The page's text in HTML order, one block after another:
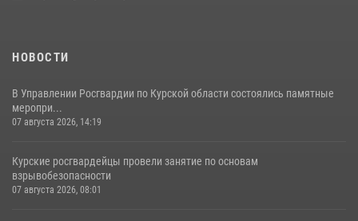
НОВОСТИ
В Управлении Росгвардии по Курской области состоялись памятные
меропри...
07 августа 2026, 14:19
Курские росгвардейцы провели занятие по основам
взрывобезопасности
07 августа 2026, 08:01